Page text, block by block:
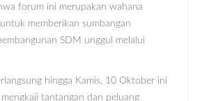
forum ini merupakan wahana
memberikan sumbangan
SDM unggul melalui
hingga Kamis, 10 Oktober ini
mengkaji tantangan dan peluang